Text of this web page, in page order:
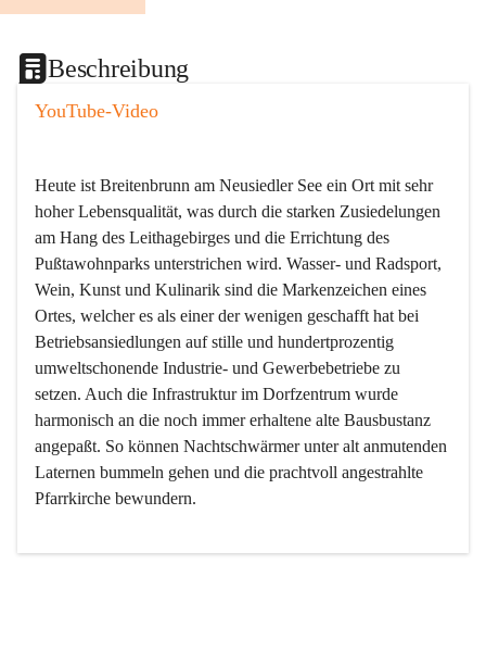
Beschreibung
YouTube-Video
Heute ist Breitenbrunn am Neusiedler See ein Ort mit sehr
hoher Lebensqualität, was durch die starken Zusiedelungen
am Hang des Leithagebirges und die Errichtung des
Pußtawohnparks unterstrichen wird. Wasser- und Radsport,
Wein, Kunst und Kulinarik sind die Markenzeichen eines
Ortes, welcher es als einer der wenigen geschafft hat bei
Betriebsansiedlungen auf stille und hundertprozentig
umweltschonende Industrie- und Gewerbebetriebe zu
setzen. Auch die Infrastruktur im Dorfzentrum wurde
harmonisch an die noch immer erhaltene alte Bausbustanz
angepaßt. So können Nachtschwärmer unter alt anmutenden
Laternen bummeln gehen und die prachtvoll angestrahlte
Pfarrkirche bewundern.
Der Weinbau dominert heute nicht mehr, ist aber integrativer